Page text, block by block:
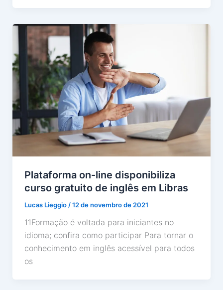
Plataforma on-line disponibiliza
curso gratuito de inglês em Libras
Lucas Lieggio /12 de novembro de 2021
11Formação é voltada para iniciantes no
idioma; confira como participar Para tornar o
conhecimento em inglês acessível para todos
os